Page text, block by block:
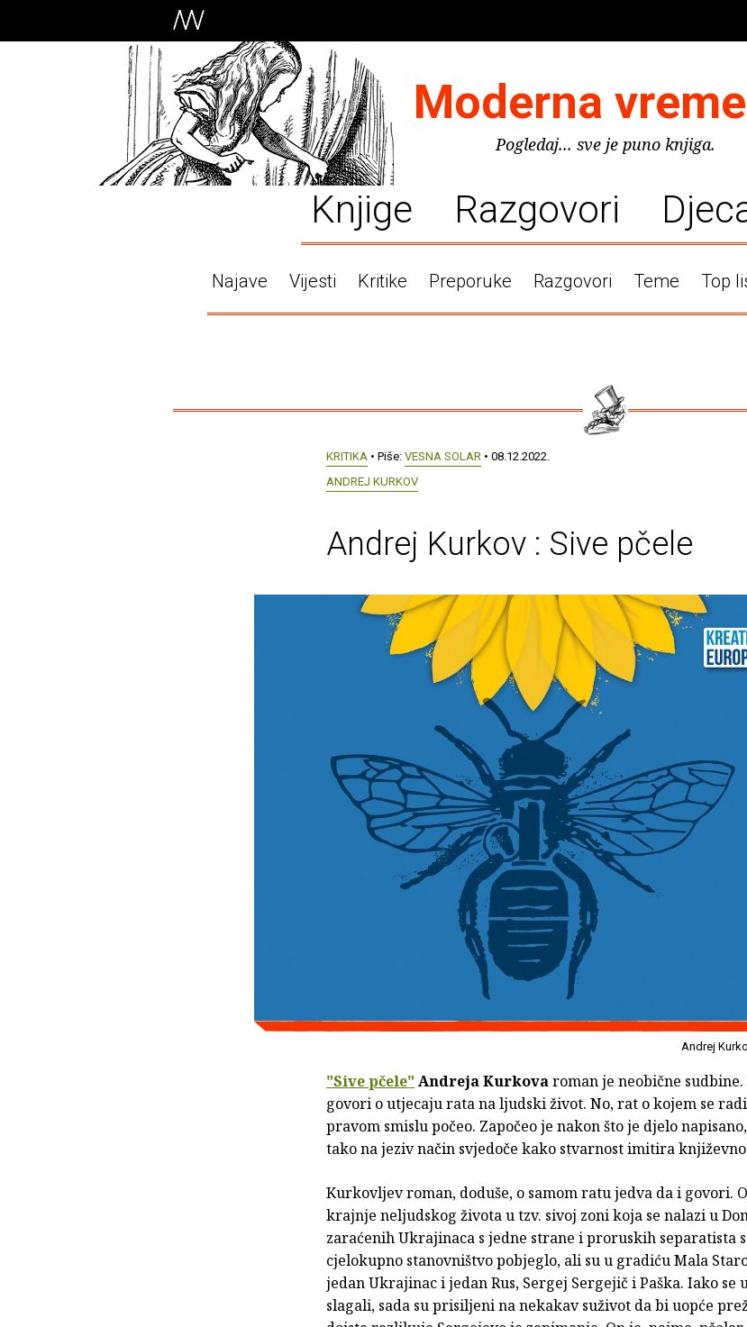
Moderna
Pogledaj... sve je puno knjiga.
Knjige Razgovori
Najave Vijesti Kritike Preporuke Razgovori Teme Top
KRITIKA • Piše: VESNA SOLAR • 08.12.2022.
ANDREJ KURKOV
Andrej Kurkov : Sive pčele
Andrej
"Sive pčele" Andreja Kurkovaroman je neobične sudbine.
govori o utjecaju rata na ljudski život. No, rat o kojem se
pravom smislu počeo. Započeo je nakon što je djelo
tako na jeziv način svjedoče kako stvarnost imitira
Kurkovljev roman, doduše, o samom ratu jedva da i govori.
krajnje neljudskog života u tzv. sivoj zoni koja se nalazi u
zaraćenih Ukrajinaca s jedne strane i proruskih separatista
cjelokupno stanovništvo pobjeglo, ali su u gradiću Mala
jedan Ukrajinac i jedan Rus, Sergej Sergejič i Paška. Iako se
slagali, sada su prisiljeni na nekakav suživot da bi uopće